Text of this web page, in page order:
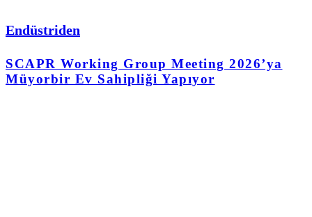
Endüstriden
SCAPR Working Group Meeting 2026’ya
Müyorbir Ev Sahipliği Yapıyor